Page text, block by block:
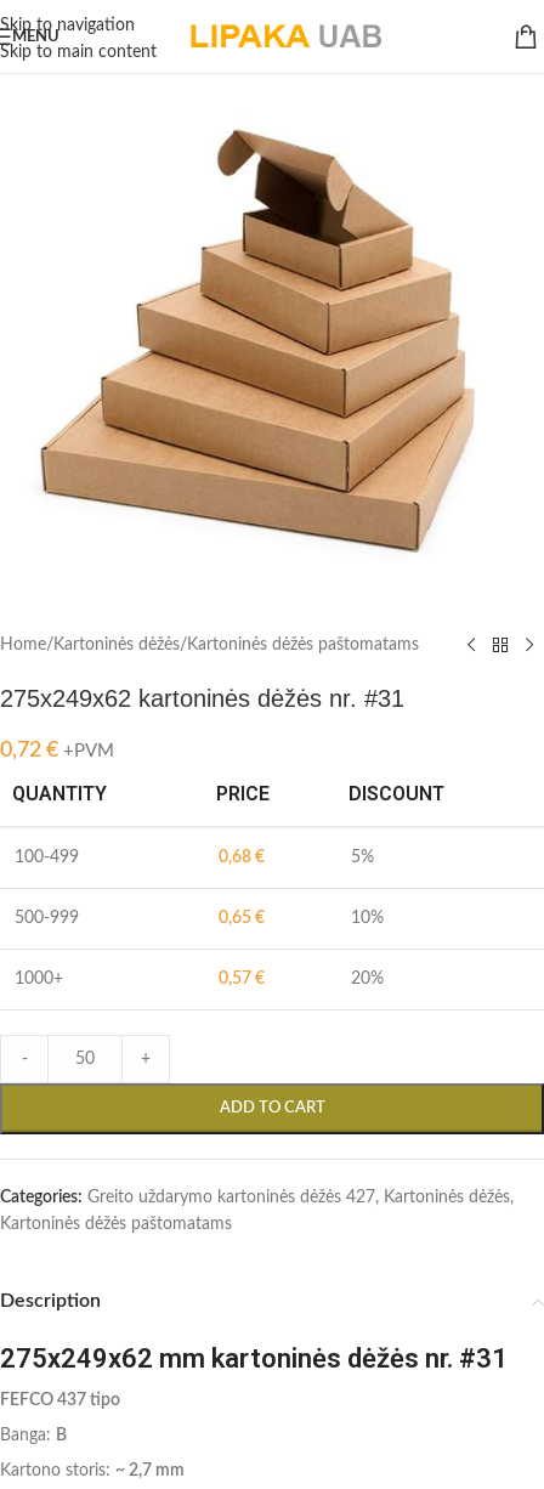
Skip to navigation
Skip to main content
MENU
Home/ Kartoninės dėžės/ Kartoninės dėžės paštomatams
275x249x62 kartoninės dėžės nr. #31
0,72 € +PVM
QUANTITY PRICE DISCOUNT
100-499 0,68 € 5%
500-999 0,65 € 10%
1000+ 0,57 € 20%
- +
ADD TO CART
Categories: Greito uždarymo kartoninės dėžės 427, Kartoninės dėžės,
Kartoninės dėžės paštomatams
Description
275x249x62 mm kartoninės dėžės nr. #31
FEFCO 437 tipo
Banga: B
Kartono storis: ~ 2,7 mm